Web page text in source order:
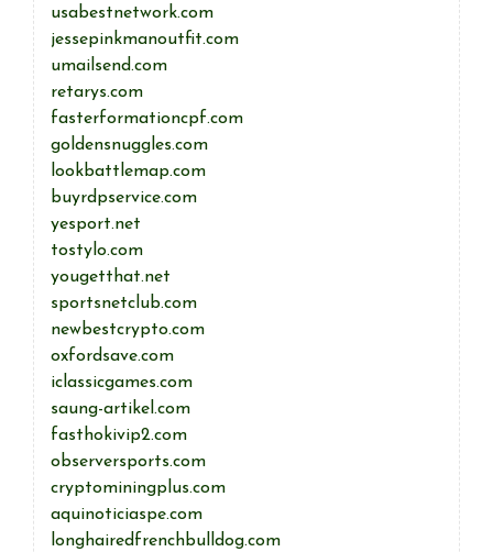
usabestnetwork.com
jessepinkmanoutfit.com
umailsend.com
retarys.com
fasterformationcpf.com
goldensnuggles.com
lookbattlemap.com
buyrdpservice.com
yesport.net
tostylo.com
yougetthat.net
sportsnetclub.com
newbestcrypto.com
oxfordsave.com
iclassicgames.com
saung-artikel.com
fasthokivip2.com
observersports.com
cryptominingplus.com
aquinoticiaspe.com
longhairedfrenchbulldog.com